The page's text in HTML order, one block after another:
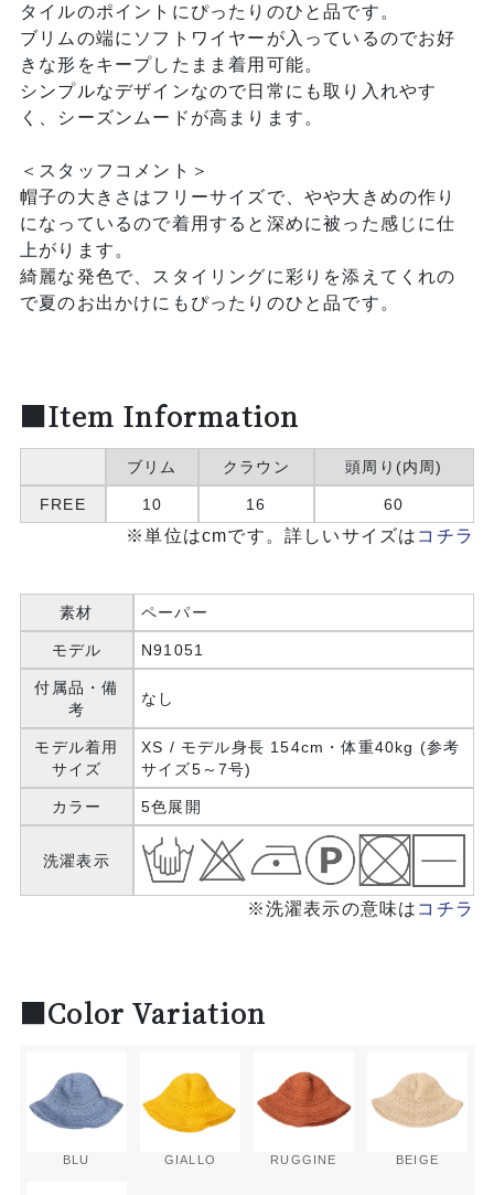
タイルのポイントにぴったりのひと品です。
ブリムの端にソフトワイヤーが入っているのでお好
きな形をキープしたまま着用可能。
シンプルなデザインなので日常にも取り入れやす
く、シーズンムードが高まります。
＜スタッフコメント＞
帽子の大きさはフリーサイズで、やや大きめの作り
になっているので着用すると深めに被った感じに仕
上がります。
綺麗な発色で、スタイリングに彩りを添えてくれの
で夏のお出かけにもぴったりのひと品です。
■Item Information
ブリム クラウン 頭周り(内周)
FREE 10 16 60
※単位はcmです。詳しいサイズは コチラ
素材 ペーパー
モデル N91051
付属品・備
考
なし
モデル着用
サイズ
XS / モデル身長 154cm・体重40kg (参考
サイズ5～7号)
カラー 5色展開
洗濯表示
※洗濯表示の意味は コチラ
■Color Variation
BLU GIALLO RUGGINE BEIGE